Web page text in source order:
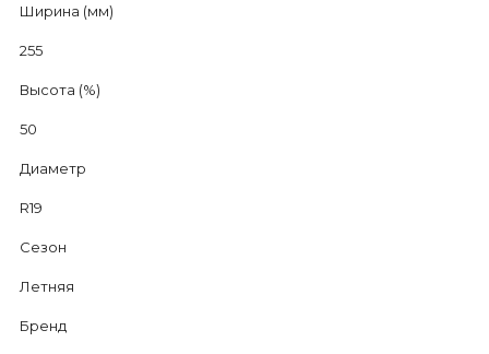
Ширина (мм)
255
Высота (%)
50
Диаметр
R19
Сезон
Летняя
Бренд